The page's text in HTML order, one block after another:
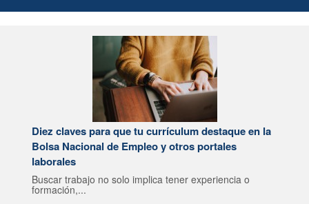
Diez claves para que tu currículum destaque en la
Bolsa Nacional de Empleo y otros portales
laborales
Buscar trabajo no solo implica tener experiencia o
formación,...